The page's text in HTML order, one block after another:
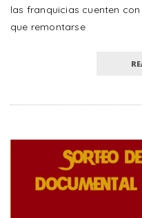
las franquicias cuenten
que remontarse